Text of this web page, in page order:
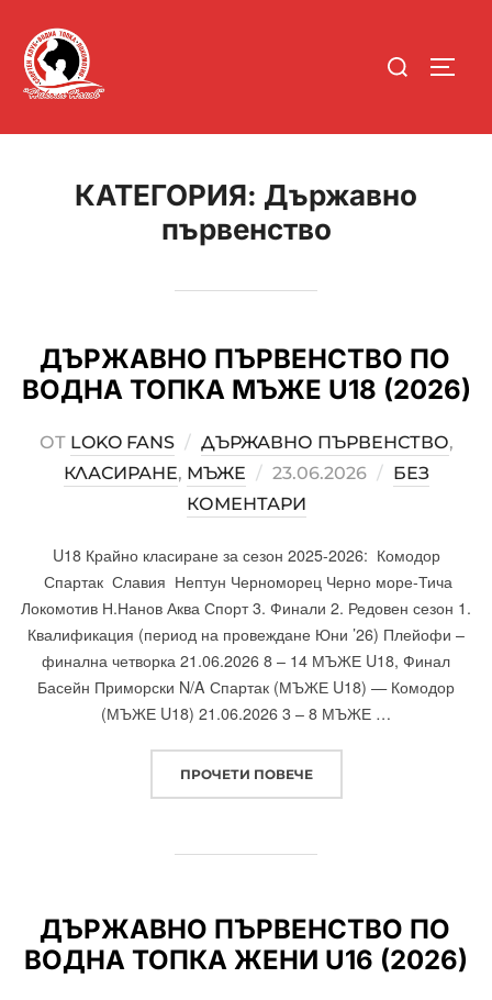
content
Search
for:
КАТЕГОРИЯ: Държавно
първенство
ДЪРЖАВНО ПЪРВЕНСТВО ПО
ВОДНА ТОПКА МЪЖЕ U18 (2026)
ОТ LOKO FANS ДЪРЖАВНО ПЪРВЕНСТВО,
КЛАСИРАНЕ, МЪЖЕ
POSTED
ON
23.06.2026
БЕЗ
КОМЕНТАРИ
U18 Крайно класиране за сезон 2025-2026: Комодор
Спартак Славия Нептун Черноморец Черно море-Тича
Локомотив Н.Нанов Аква Спорт 3. Финали 2. Редовен сезон 1.
Квалификация (период на провеждане Юни ’26) Плейофи –
финална четворка 21.06.2026 8 – 14 МЪЖЕ U18, Финал
Басейн Приморски N/A Спартак (МЪЖЕ U18) — Комодор
(МЪЖЕ U18) 21.06.2026 3 – 8 МЪЖЕ …
ПРОЧЕТИ ПОВЕЧЕ„ДЪРЖАВНО
ДЪРЖАВНО ПЪРВЕНСТВО ПО
ВОДНА ТОПКА ЖЕНИ U16 (2026)